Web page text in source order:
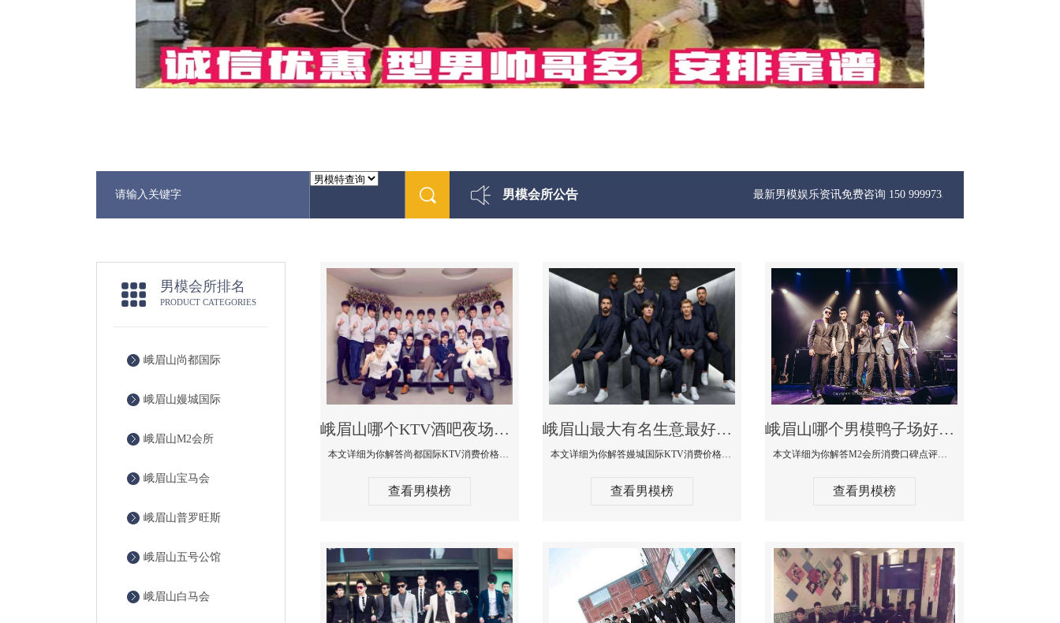
男模会所公告 最新男模娱乐资讯免费咨询 150 99997335微信同步
男模会所排名
PRODUCT CATEGORIES
峨眉山尚都国际
峨眉山嫚城国际
峨眉山M2会所
峨眉山宝马会
峨眉山普罗旺斯
峨眉山五号公馆
峨眉山白马会
峨眉山哪个KTV酒吧夜场男模公关型男最帅-尚都国际KTV消费价格点评
本文详细为你解答尚都国际KTV消费价格点评，更多关于哪个KTV酒吧夜场男模公关型男最帅免费咨询150 99997335微信同步
查看男模榜
峨眉山最大有名生意最好男模少爷场KTV体验-嫚城国际KTV消费价格点评
本文详细为你解答嫚城国际KTV消费价格口碑点评，更多关于最大有名生意最好男模少爷场KTV体验免费咨询150 99997335微信同步！
查看男模榜
峨眉山哪个男模鸭子场好玩陪酒服务好-M2会所KTV消费口碑点评
本文详细为你解答M2会所消费口碑点评，更多关于哪个男模鸭子场好玩陪酒服务好免费咨询150 99997335微信同步！
查看男模榜